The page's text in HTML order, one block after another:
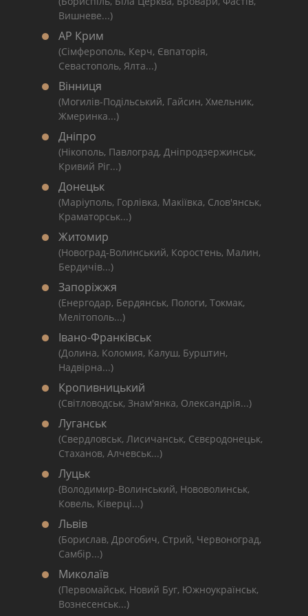
Вишневе...)
АР Крим
(Сімферополь, Керч, Євпаторія,
Севастополь, Ялта...)
Вінниця
(Могилів-Подільський, Гайсин, Хмельник,
Жмеринка...)
Дніпро
(Нікополь, Павлоград, Дніпродзержинськ,
Кривий Ріг...)
Донецьк
(Маріуполь, Горлівка, Макіївка, Слов'янськ,
Краматорськ...)
Житомир
(Новоград-Волинський, Коростень, Малин,
Бердичів...)
Запоріжжя
(Енергодар, Бердянськ, Пологи, Токмак,
Мелітополь...)
Івано-Франківськ
(Долина, Коломия, Калуш, Бурштин,
Надвірна...)
Кропивницький
(Світловодськ, Знам'янка, Олександрія...)
Луганськ
(Свердловськ, Лисичанськ, Сєвєродонецьк,
Стаханов, Алчевськ...)
Луцьк
(Володимир-Волинський, Нововолинськ,
Ковель, Ківерці...)
Львів
(Борислав, Дрогобич, Стрий, Червоноград,
Самбір...)
Миколаїв
(Первомайськ, Новий Буг, Южноукраїнськ,
Вознесенськ...)